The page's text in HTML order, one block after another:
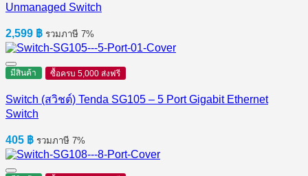
Unmanaged Switch
2,599 ฿ รวมภาษี 7%
มีสินค้า ซื้อครบ 5,000 ส่งฟรี
Switch (สวิชต์) Tenda SG105 – 5 Port Gigabit Ethernet
Switch
405 ฿ รวมภาษี 7%